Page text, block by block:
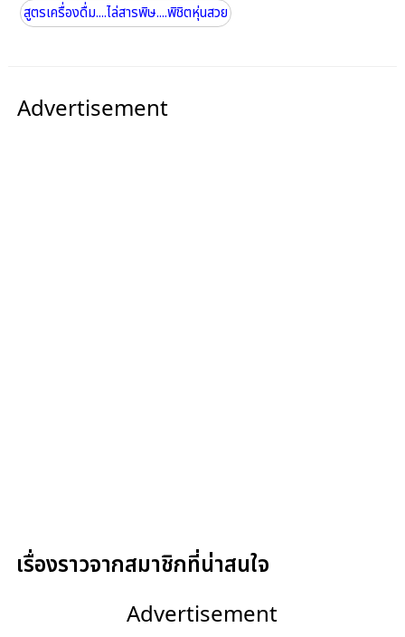
สูตรเครื่องดื่ม....ไล่สารพิษ....พิชิตหุ่นสวย
Advertisement
เรื่องราวจากสมาชิกที่น่าสนใจ
Advertisement